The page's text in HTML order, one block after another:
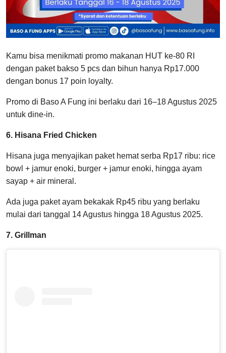
Kamu bisa menikmati promo makanan HUT ke-80 RI
dengan paket bakso 5 pcs dan bihun hanya Rp17.000
dengan bonus 17 poin loyalty.
Promo di Baso A Fung ini berlaku dari 16–18 Agustus 2025
untuk dine-in.
6. Hisana Fried Chicken
Hisana juga menyajikan paket hemat serba Rp17 ribu: rice
bowl + jamur enoki, burger + jamur enoki, hingga ayam
sayap + air mineral.
Ada juga paket ayam bekakak Rp45 ribu yang berlaku
mulai dari tanggal 14 Agustus hingga 18 Agustus 2025.
7. Grillman